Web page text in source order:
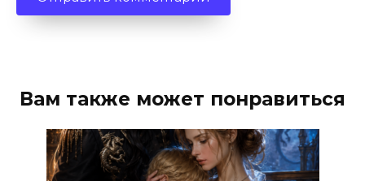
Вам также может понравиться